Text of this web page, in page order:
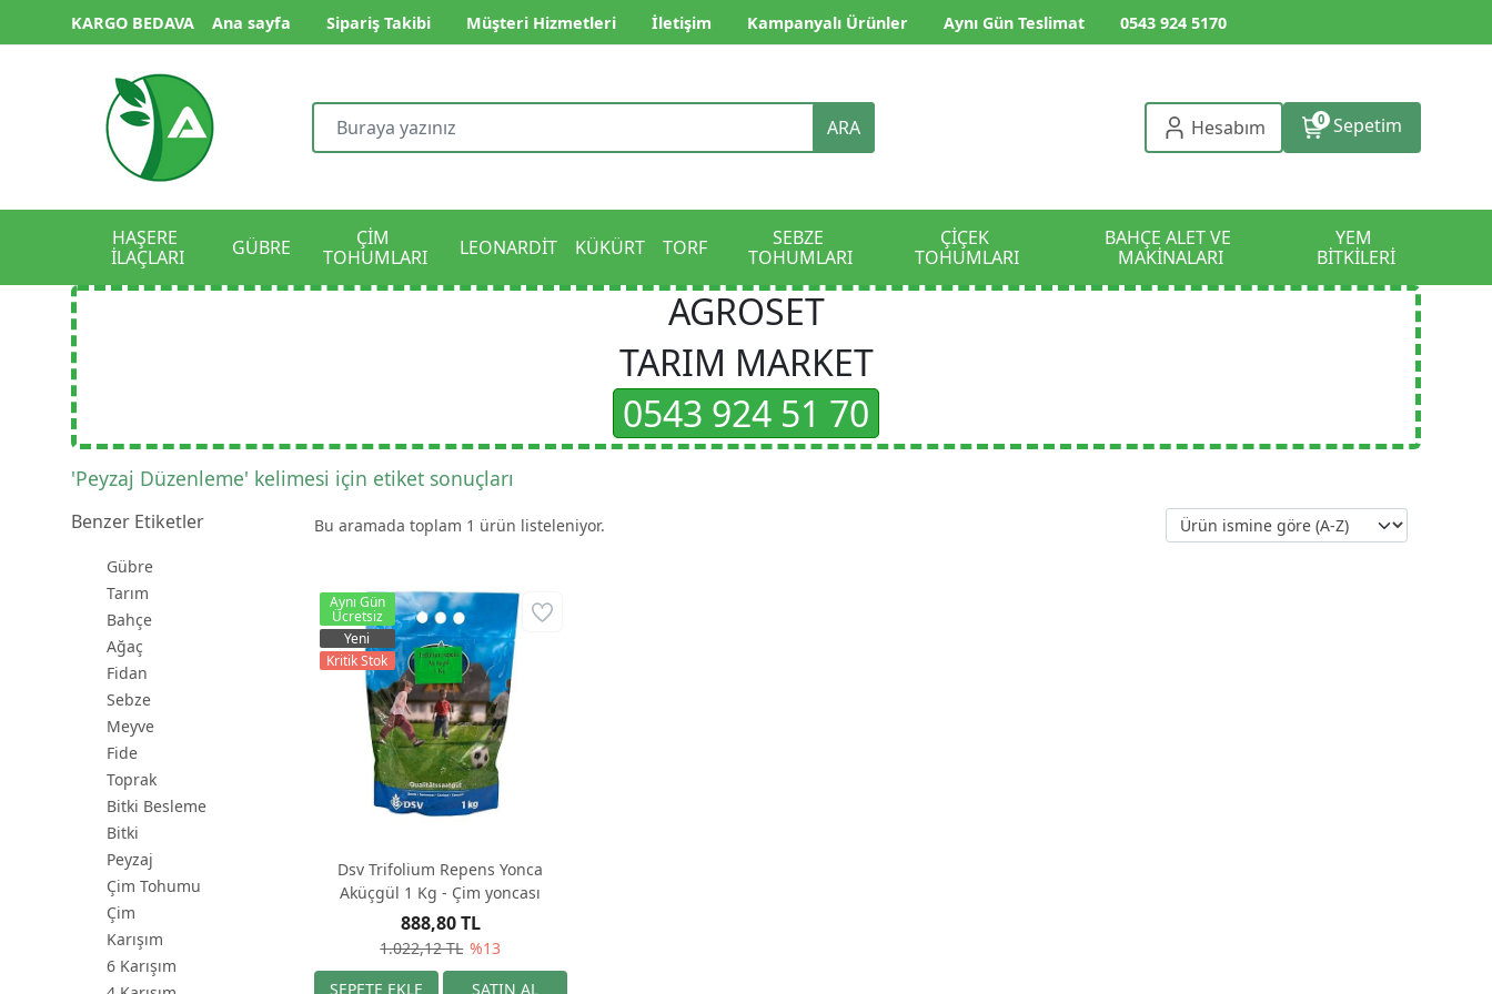
KARGO BEDAVA Ana sayfa Sipariş Takibi Müşteri Hizmetleri İletişim Kampanyalı Ürünler Aynı Gün Teslimat 0543 924 5170
ARA Hesabım 0 Sepetim
HAŞERE
İLAÇLARI
GÜBRE
ÇİM
TOHUMLARI
LEONARDİT KÜKÜRT TORF
SEBZE
TOHUMLARI
ÇİÇEK
TOHUMLARI
BAHÇE ALET VE
MAKİNALARI
YEM
BİTKİLERİ
AGROSET
TARIM MARKET
0543 924 51 70
'Peyzaj Düzenleme' kelimesi için etiket sonuçları
Benzer Etiketler
Gübre
Tarım
Bahçe
Ağaç
Fidan
Sebze
Meyve
Fide
Toprak
Bitki Besleme
Bitki
Peyzaj
Çim Tohumu
Çim
Karışım
6 Karışım
Bu aramada toplam 1 ürün listeleniyor.
Dsv Trifolium Repens Yonca
Aküçgül 1 Kg - Çim yoncası
1.022,12 TL %13
888,80 TL
Aynı Gün
Ücretsiz
Yeni
Kritik Stok